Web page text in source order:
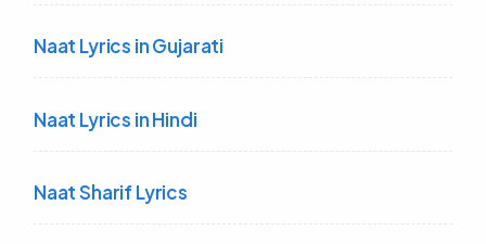
Naat Lyrics in Gujarati
Naat Lyrics in Hindi
Naat Sharif Lyrics